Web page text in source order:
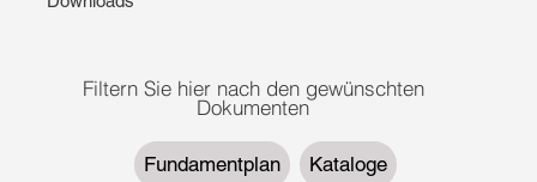
Filtern Sie hier nach den gewünschten
Dokumenten
Fundamentplan Kataloge